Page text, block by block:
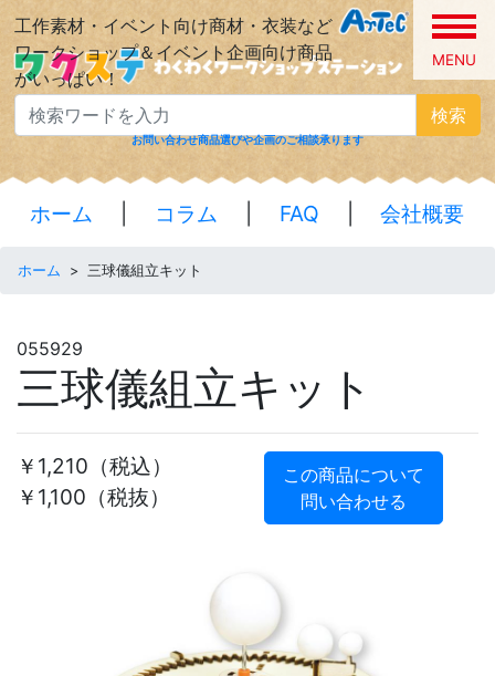
工作素材・イベント向け商材・衣装など
ワークショップ＆イベント企画向け商品
がいっぱい！
MENU
検索
お問い合わせ商品選びや企画のご相談承ります
ホーム コラム FAQ 会社概要
ホーム > 三球儀組立キット
055929
三球儀組立キット
￥1,210 （税込）
￥1,100（税抜）
この商品について
問い合わせる